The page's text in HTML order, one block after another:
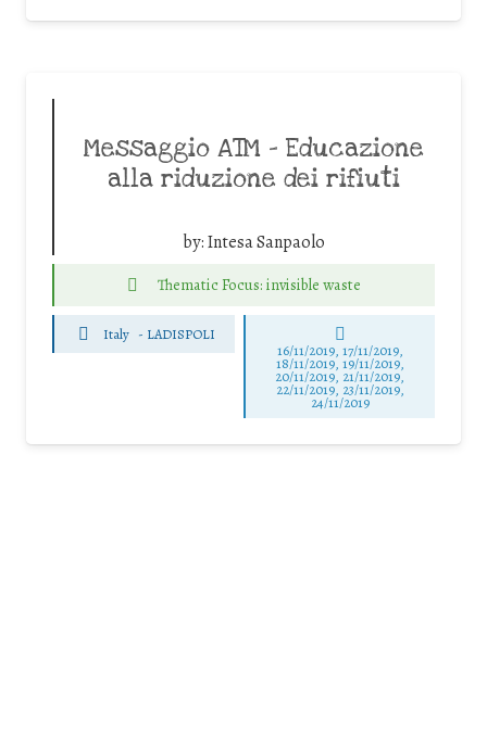
Messaggio ATM – Educazione
alla riduzione dei rifiuti
by:Intesa Sanpaolo
Thematic Focus: invisible waste
Italy - LADISPOLI
16/11/2019, 17/11/2019,
18/11/2019, 19/11/2019,
20/11/2019, 21/11/2019,
22/11/2019, 23/11/2019,
24/11/2019